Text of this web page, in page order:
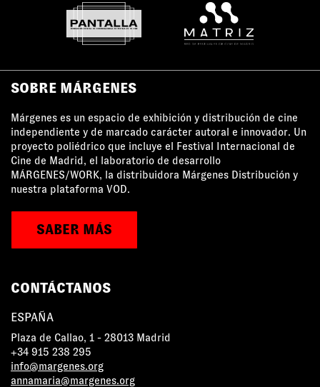
SOBRE MÁRGENES
Márgenes es un espacio de exhibición y distribución de cine
independiente y de marcado carácter autoral e innovador. Un
proyecto poliédrico que incluye el Festival Internacional de
Cine de Madrid, el laboratorio de desarrollo
MÁRGENES/WORK, la distribuidora Márgenes Distribución y
nuestra plataforma VOD.
SABER MÁS
CONTÁCTANOS
ESPAÑA
Plaza de Callao, 1 - 28013 Madrid
+34 915 238 295
info@margenes.org
annamaria@margenes.org